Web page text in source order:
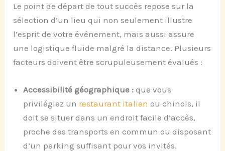
Le point de départ de tout succès repose sur la
sélection d’un lieu qui non seulement illustre
l’esprit de votre événement, mais aussi assure
une logistique fluide malgré la distance. Plusieurs
facteurs doivent être scrupuleusement évalués :
Accessibilité géographique : que vous
privilégiez un restaurant italien ou chinois, il
doit se situer dans un endroit facile d’accès,
proche des transports en commun ou disposant
d’un parking suffisant pour vos invités.